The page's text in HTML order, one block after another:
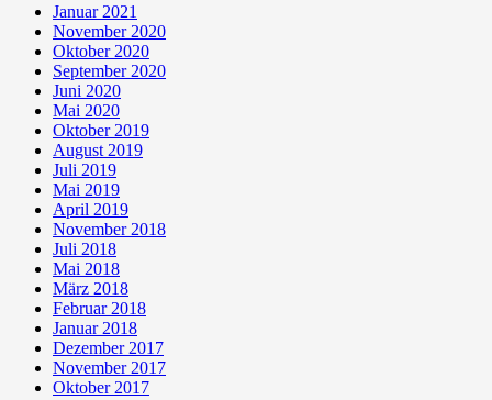
Januar 2021
November 2020
Oktober 2020
September 2020
Juni 2020
Mai 2020
Oktober 2019
August 2019
Juli 2019
Mai 2019
April 2019
November 2018
Juli 2018
Mai 2018
März 2018
Februar 2018
Januar 2018
Dezember 2017
November 2017
Oktober 2017